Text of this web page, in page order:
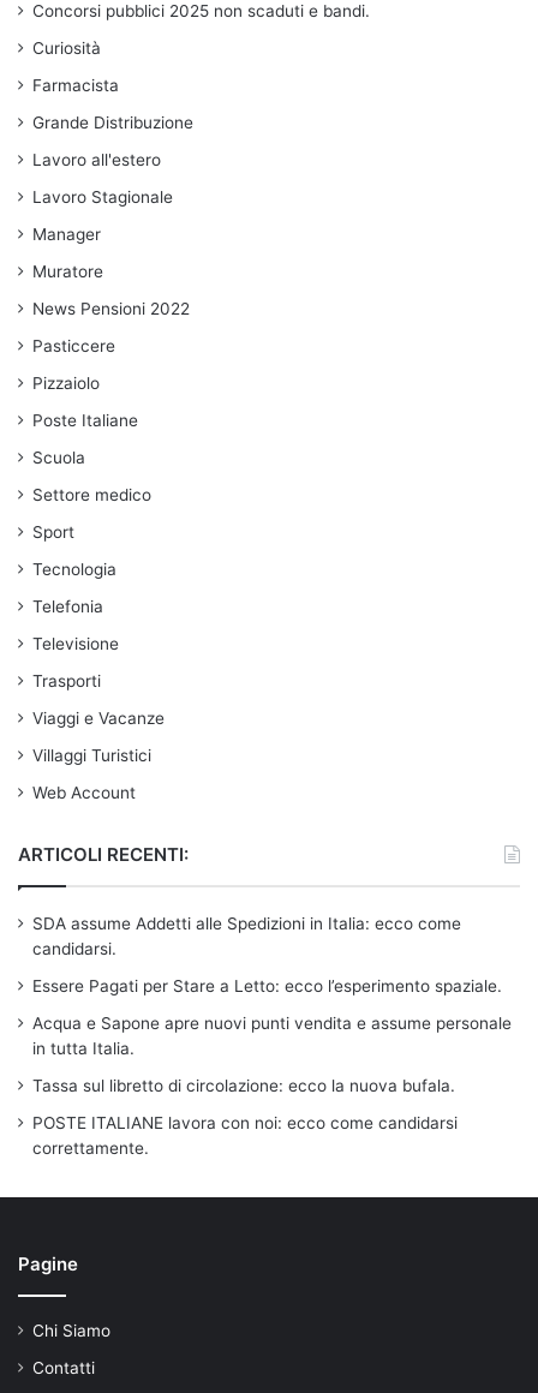
Concorsi pubblici 2025 non scaduti e bandi.
Curiosità
Farmacista
Grande Distribuzione
Lavoro all'estero
Lavoro Stagionale
Manager
Muratore
News Pensioni 2022
Pasticcere
Pizzaiolo
Poste Italiane
Scuola
Settore medico
Sport
Tecnologia
Telefonia
Televisione
Trasporti
Viaggi e Vacanze
Villaggi Turistici
Web Account
ARTICOLI RECENTI:
SDA assume Addetti alle Spedizioni in Italia: ecco come
candidarsi.
Essere Pagati per Stare a Letto: ecco l’esperimento spaziale.
Acqua e Sapone apre nuovi punti vendita e assume personale
in tutta Italia.
Tassa sul libretto di circolazione: ecco la nuova bufala.
POSTE ITALIANE lavora con noi: ecco come candidarsi
correttamente.
Pagine
Chi Siamo
Contatti